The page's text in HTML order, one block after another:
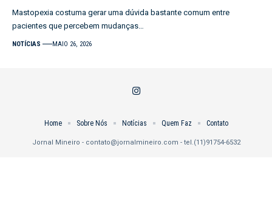
Mastopexia costuma gerar uma dúvida bastante comum entre
pacientes que percebem mudanças…
NOTÍCIAS MAIO 26, 2026
Jornal Mineiro - contato@jornalmineiro.com - tel.(11)91754-6532
Home Sobre Nós Notícias Quem Faz Contato